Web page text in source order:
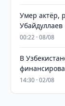
Умер актёр,
Убайдуллаев
00:22 · 08/08
В
14:30 · 02/08